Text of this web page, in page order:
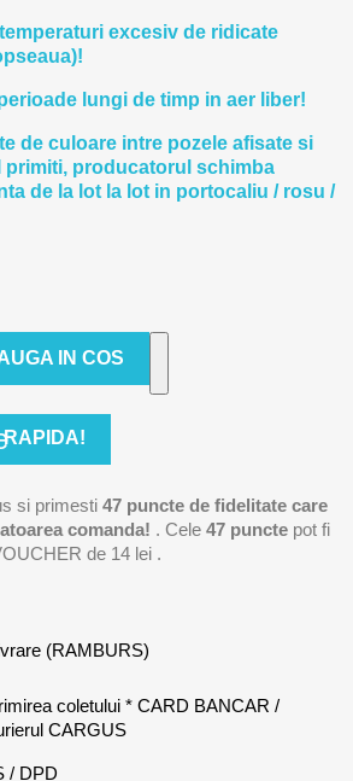
excesiv de ridicate
lungi de timp in aer liber!
de culoare intre pozele afisate si
primiti, producatorul schimba
de la lot la lot in portocaliu / rosu /
IN COS
si primesti 47 puncte de fidelitate care
comanda! . Cele 47 puncte pot fi
de 14 lei .
(RAMBURS)
coletului * CARD BANCAR /
CARGUS
/ DPD